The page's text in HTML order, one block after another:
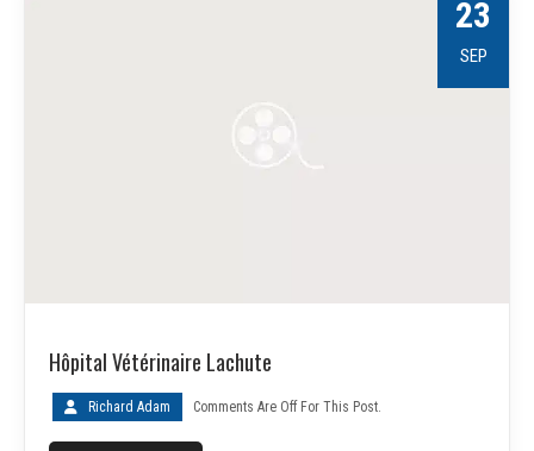
23
SEP
Hôpital Vétérinaire Lachute
Richard Adam Comments Are Off For This Post.